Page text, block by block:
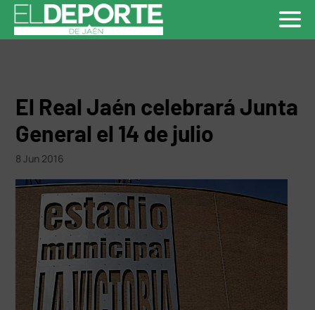
El Real Jaén celebrará Junta
General el 14 de julio
8 Jun 2016